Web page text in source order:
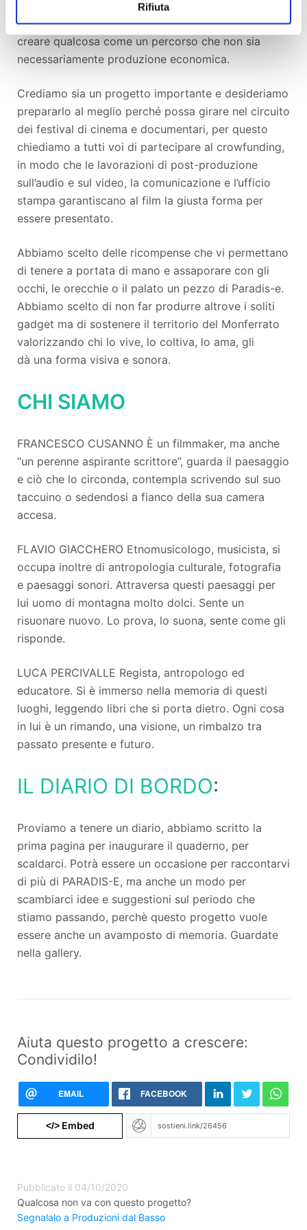
Rifiuta
ritrovare uno sguardo dello stupore anche dietro
casa, la cura per l’ambiente e la follia visionaria di
creare qualcosa come un percorso che non sia
necessariamente produzione economica.
Crediamo sia un progetto importante e desideriamo
prepararlo al meglio perché possa girare nel circuito
dei festival di cinema e documentari, per questo
chiediamo a tutti voi di partecipare al crowfunding,
in modo che le lavorazioni di post-produzione
sull’audio e sul video, la comunicazione e l’ufficio
stampa garantiscano al film la giusta forma per
essere presentato.
Abbiamo scelto delle ricompense che vi permettano
di tenere a portata di mano e assaporare con gli
occhi, le orecchie o il palato un pezzo di Paradis-e.
Abbiamo scelto di non far produrre altrove i soliti
gadget ma di sostenere il territorio del Monferrato
valorizzando chi lo vive, lo coltiva, lo ama, gli
dà una forma visiva e sonora.
CHI SIAMO
FRANCESCO CUSANNO È un filmmaker, ma anche
“un perenne aspirante scrittore”, guarda il paesaggio
e ciò che lo circonda, contempla scrivendo sul suo
taccuino o sedendosi a fianco della sua camera
accesa.
FLAVIO GIACCHERO Etnomusicologo, musicista, si
occupa inoltre di antropologia culturale, fotografia
e paesaggi sonori. Attraversa questi paesaggi per
lui uomo di montagna molto dolci. Sente un
risuonare nuovo. Lo prova, lo suona, sente come gli
risponde.
LUCA PERCIVALLE Regista, antropologo ed
educatore. Si è immerso nella memoria di questi
luoghi, leggendo libri che si porta dietro. Ogni cosa
in lui è un rimando, una visione, un rimbalzo tra
passato presente e futuro.
IL DIARIO DI BORDO:
Proviamo a tenere un diario, abbiamo scritto la
prima pagina per inaugurare il quaderno, per
scaldarci. Potrà essere un occasione per raccontarvi
di più di PARADIS-E, ma anche un modo per
scambiarci idee e suggestioni sul periodo che
stiamo passando, perchè questo progetto vuole
essere anche un avamposto di memoria. Guardate
nella gallery.
Aiuta questo progetto a crescere:
Condividilo!
EMAIL FACEBOOK
</>Embed
Pubblicato il 04/10/2020
Qualcosa non va con questo progetto?
Segnalalo a Produzioni dal Basso